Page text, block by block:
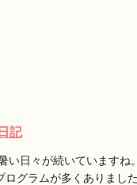
記
い日々が続いていますね
ログラムが多くありまし